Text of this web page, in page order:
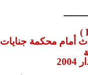
)
أمام محكمة جنايات